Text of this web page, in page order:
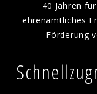
40 Jahren
ehrenamtliches
Förderung